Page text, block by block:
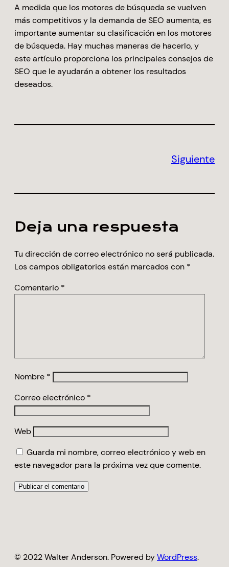
A medida que los motores de búsqueda se vuelven
más competitivos y la demanda de SEO aumenta, es
importante aumentar su clasificación en los motores
de búsqueda. Hay muchas maneras de hacerlo, y
este artículo proporciona los principales consejos de
SEO que le ayudarán a obtener los resultados
deseados.
Siguiente
Deja una respuesta
Tu dirección de correo electrónico no será publicada.
Los campos obligatorios están marcados con *
Comentario *
Nombre *
Correo electrónico *
Web
Guarda mi nombre, correo electrónico y web en
este navegador para la próxima vez que comente.
© 2022 Walter Anderson. Powered byWordPress.